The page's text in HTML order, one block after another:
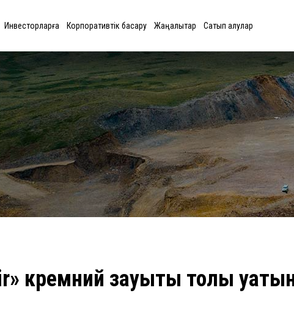
Инвесторларға Корпоративтік басқару Жаңалықтар Сатып алулар
кремний зауыты толық